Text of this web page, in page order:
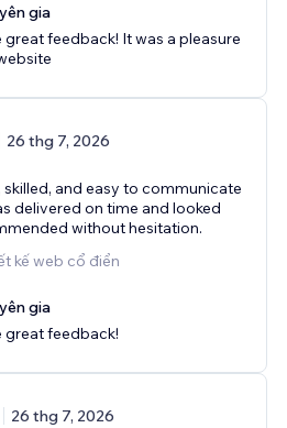
gia
feedback! It was a pleasure
26 thg 7, 2026
skilled, and easy to communicate
delivered on time and looked
without hesitation.
kế web cổ điển
gia
great feedback!
26 thg 7, 2026